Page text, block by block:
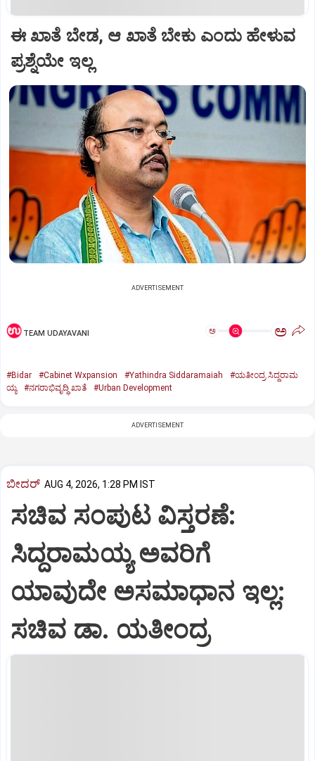
ಈ ಖಾತೆ ಬೇಡ, ಆ ಖಾತೆ ಬೇಕು ಎಂದು ಹೇಳುವ
ಪ್ರಶ್ನೆಯೇ ಇಲ್ಲ
ADVERTISEMENT
TEAM UDAYAVANI ಅ ಅ
#Bidar #Cabinet Wxpansion #Yathindra Siddaramaiah
#ಯತೀಂದ್ರ ಸಿದ್ದರಾಮ
ಯ್ಯ
#ನಗರಾಭಿವೃದ್ಧಿ ಖಾತೆ #Urban Development
ADVERTISEMENT
ಬೀದರ್ AUG 4, 2026, 1:28 PM IST
ಸಚಿವ ಸಂಪುಟ ವಿಸ್ತರಣೆ:
ಸಿದ್ದರಾಮಯ್ಯ ಅವರಿಗೆ
ಯಾವುದೇ ಅಸಮಾಧಾನ ಇಲ್ಲ:
ಸಚಿವ ಡಾ. ಯತೀಂದ್ರ